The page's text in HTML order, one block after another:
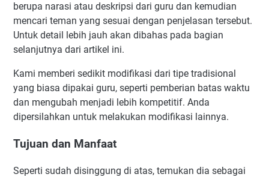
berupa narasi atau deskripsi dari guru dan kemudian
mencari teman yang sesuai dengan penjelasan tersebut.
Untuk detail lebih jauh akan dibahas pada bagian
selanjutnya dari artikel ini.
Kami memberi sedikit modifikasi dari tipe tradisional
yang biasa dipakai guru, seperti pemberian batas waktu
dan mengubah menjadi lebih kompetitif. Anda
dipersilahkan untuk melakukan modifikasi lainnya.
Tujuan dan Manfaat
Seperti sudah disinggung di atas, temukan dia sebagai